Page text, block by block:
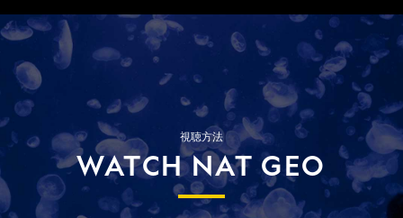
視聴方法
WATCH NAT GEO